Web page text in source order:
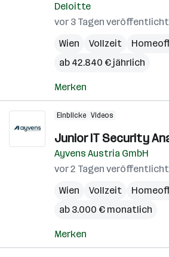
Deloitte
vor 3 Tagen veröffentlicht
Wien
Vollzeit
ab 42.840 € jährlich
Merken
Einblicke Videos
Junior IT Security
Ayvens Austria GmbH
vor 2 Tagen veröffentlicht
Wien
Vollzeit
ab 3.000 € monatlich
Merken